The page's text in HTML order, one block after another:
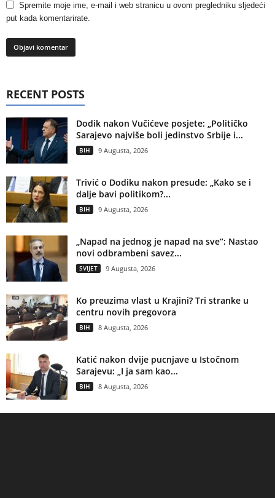
Spremite moje ime, e-mail i web stranicu u ovom pregledniku sljedeći
put kada komentarirate.
RECENT POSTS
Dodik nakon Vučićeve posjete: „Političko
Sarajevo najviše boli jedinstvo Srbije i...
BIH 9 Augusta, 2026
Trivić o Dodiku nakon presude: „Kako se i
dalje bavi politikom?...
BIH 9 Augusta, 2026
„Napad na jednog je napad na sve“: Nastao
novi odbrambeni savez...
SVIJET 9 Augusta, 2026
Ko preuzima vlast u Krajini? Tri stranke u
centru novih pregovora
BIH 8 Augusta, 2026
Katić nakon dvije pucnjave u Istočnom
Sarajevu: „I ja sam kao...
BIH 8 Augusta, 2026